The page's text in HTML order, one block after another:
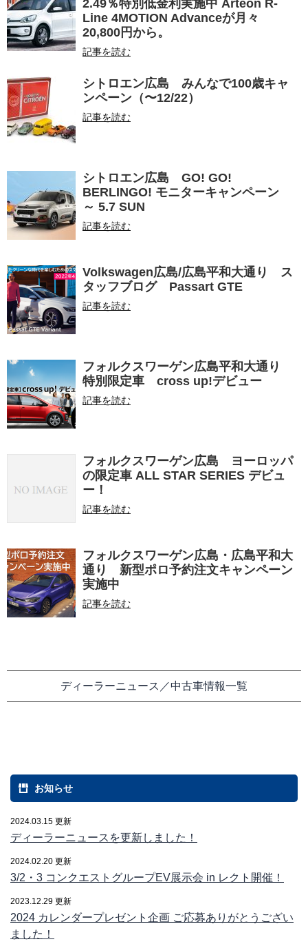
2.49％特別低金利実施中 Arteon R-
Line 4MOTION Advanceが月々
20,800円から。
記事を読む
シトロエン広島 みんなで100歳キャ
ンペーン（〜12/22）
記事を読む
シトロエン広島 GO! GO!
BERLINGO! モニターキャンペーン
～ 5.7 SUN
記事を読む
Volkswagen広島/広島平和大通り ス
タッフブログ Passart GTE
記事を読む
フォルクスワーゲン広島平和大通り
特別限定車 cross up!デビュー
記事を読む
フォルクスワーゲン広島 ヨーロッパ
の限定車 ALL STAR SERIES デビュ
ー！
記事を読む
フォルクスワーゲン広島・広島平和大
通り 新型ポロ予約注文キャンペーン
実施中
記事を読む
ディーラーニュース／中古車情報一覧
お知らせ
2024.03.15 更新
ディーラーニュースを更新しました！
2024.02.20 更新
3/2・3 コンクエストグループEV展示会 in レクト開催！
2023.12.29 更新
2024 カレンダープレゼント企画 ご応募ありがとうござい
ました！